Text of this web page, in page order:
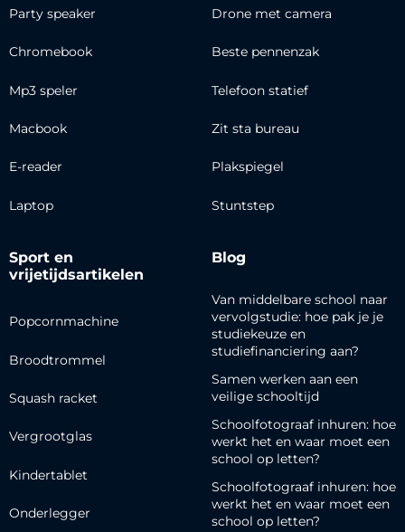
Party speaker
Chromebook
Mp3 speler
Macbook
E-reader
Laptop
Drone met camera
Beste pennenzak
Telefoon statief
Zit sta bureau
Plakspiegel
Stuntstep
Sport en
vrijetijdsartikelen
Popcornmachine
Broodtrommel
Squash racket
Vergrootglas
Kindertablet
Onderlegger
Blog
Van middelbare school naar
vervolgstudie: hoe pak je je
studiekeuze en
studiefinanciering aan?
Samen werken aan een
veilige schooltijd
Schoolfotograaf inhuren: hoe
werkt het en waar moet een
school op letten?
Schoolfotograaf inhuren: hoe
werkt het en waar moet een
school op letten?